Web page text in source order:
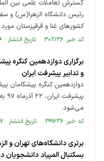
گسترش تعاملات علمی بین‌
رئیس دانشگاه الزهرا(س) و
کشورهای غنا و قرقیزستان
کد خبر: ۳۰۲۱۳۶ تاریخ انتشار : ۱۳۹۷/۰۵/۱۶
برگزاری دوازدهمین کنگره
و تدابیر پیشرفت ایران
دوازدهمین کنگره پیشگامان
می‌شود.
کد خبر: ۲۹۹۶۳۶ تاریخ انتشار : ۱۳۹۷/۰۵/۰۷
برتری دانشگاه‌های تهران و
بسکتبال المپیاد دانشجویان